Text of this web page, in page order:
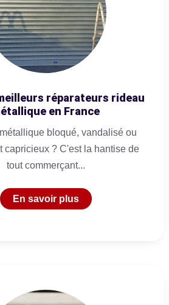
réparateurs rideau
en France
bloqué, vandalisé ou
capricieux ? C'est la hantise de
tout commerçant...
En savoir plus